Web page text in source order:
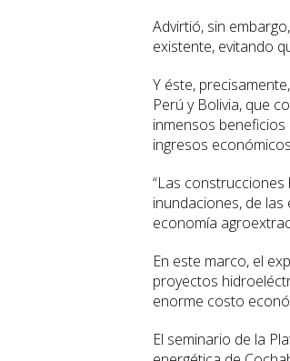
Advirtió, sin
existente, evitando
Y éste,
Perú y Bolivia, que
inmensos
ingresos
“Las
inundaciones, de las
economía
En este marco, el
proyectos
enorme costo
El seminario de la